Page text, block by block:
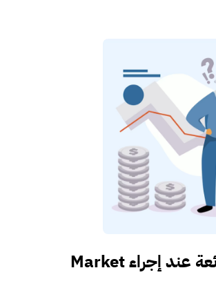
الأخطاء الشائعة عند إجراء Market